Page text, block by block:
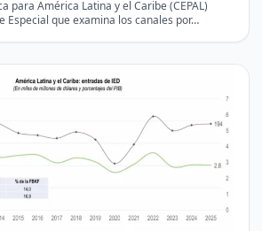
para América Latina y el Caribe (CEPAL)
Especial que examina los canales por…